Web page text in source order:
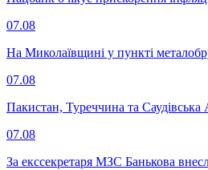
07.08
На Миколаївщині у пункті
07.08
Пакистан, Туреччина та
07.08
За екссекретаря МЗС Банькова